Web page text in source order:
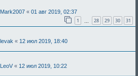
Mark2007 « 01 авг 2019, 02:37
1 28 29 30 31
levak « 12 июл 2019, 18:40
LeoV « 12 июл 2019, 10:22